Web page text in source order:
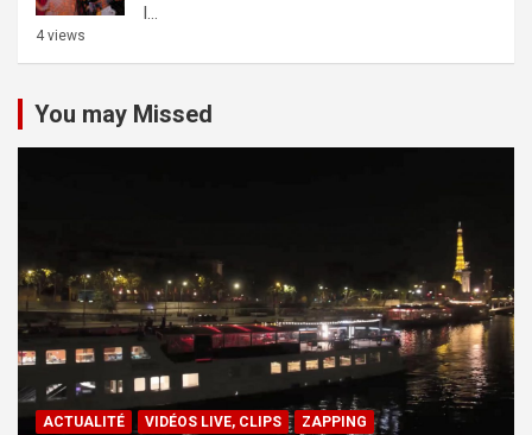
l...
4 views
You may Missed
ACTUALITÉ VIDÉOS LIVE, CLIPS ZAPPING